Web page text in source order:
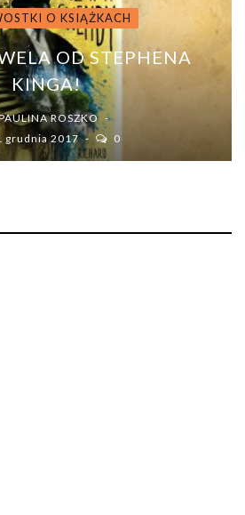
O KSIĄŻKACH
OD STEPHENA
KINGA!
ROSZKO
grudnia 2017
0